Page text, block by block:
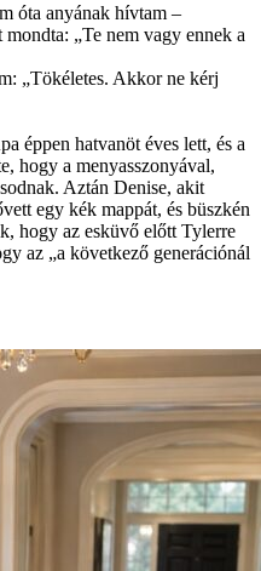
óta anyának hívtam –
mondta: „Te nem vagy ennek a
„Tökéletes. Akkor ne kérj
éppen hatvanöt éves lett, és a
hogy a menyasszonyával,
Aztán Denise, akit
egy kék mappát, és büszkén
hogy az esküvő előtt Tylerre
az „a következő generációnál